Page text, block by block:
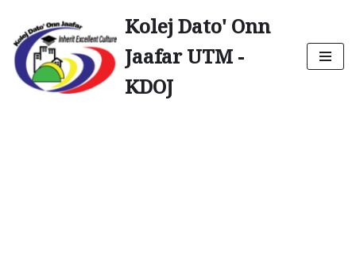
Skip
to
content
Kolej Dato' Onn
Jaafar UTM -
KDOJ